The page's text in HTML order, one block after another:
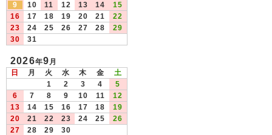
9
10 11 12 13 14
15
16
17 18 19 20 21
22
23
24 25 26 27 28
29
30
31
2026年9月
日
月 火 水 木 金
土
1
2 3 4
5
6
7 8 9 10 11
12
13
14 15 16 17 18
19
20
21 22 23 24 25
26
27
28 29
30